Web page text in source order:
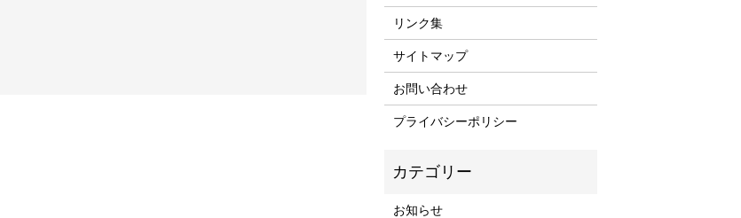
リンク集
サイトマップ
お問い合わせ
プライバシーポリシー
お知らせ